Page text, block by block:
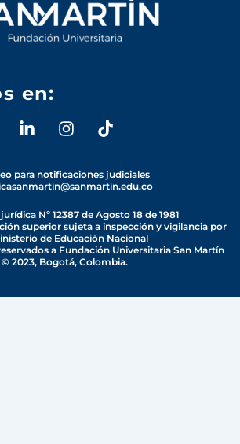
en:
L
k
e
d
i
n
-
n
I
t
a
g
r
a
m
T
t
o
k
para notificaciones judiciales
Nº 12387 de Agosto 18 de 1981
superior sujeta a inspección y vigilancia por
de Educación Nacional
a Fundación Universitaria San Martín
© 2023, Bogotá, Colombia.